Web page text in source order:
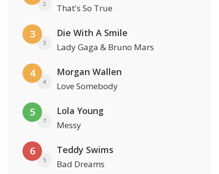
2 That's So True
3
3
Die With A Smile
Lady Gaga & Bruno Mars
4
4
Morgan Wallen
Love Somebody
5
7
Lola Young
Messy
6
5
Teddy Swims
Bad Dreams